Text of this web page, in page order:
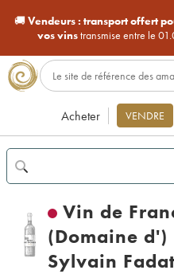
🚚Vendeurs : transport offert
vos vinstransmise entre le
Acheter VENDRE
Vin de
(Domaine d')
Sylvain Fadat